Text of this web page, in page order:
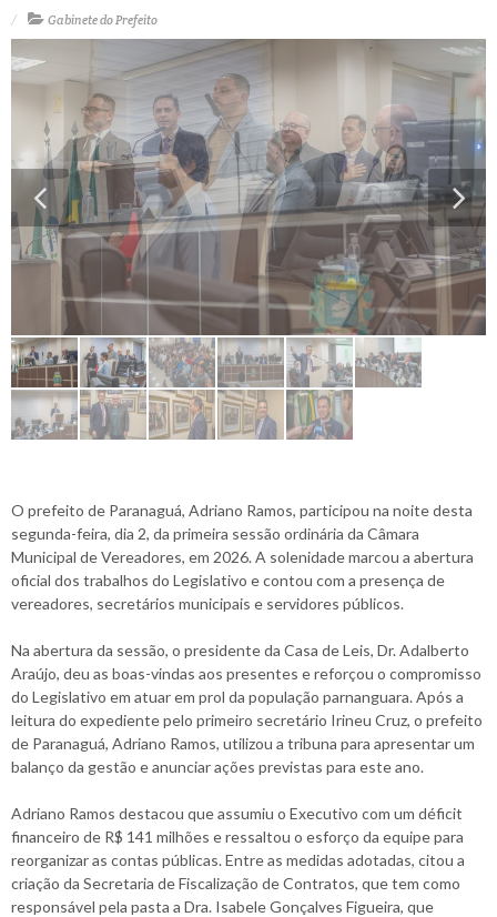
Gabinete do Prefeito
O prefeito de Paranaguá, Adriano Ramos, participou na noite desta
segunda-feira, dia 2, da primeira sessão ordinária da Câmara
Municipal de Vereadores, em 2026. A solenidade marcou a abertura
oficial dos trabalhos do Legislativo e contou com a presença de
vereadores, secretários municipais e servidores públicos.
Na abertura da sessão, o presidente da Casa de Leis, Dr. Adalberto
Araújo, deu as boas-vindas aos presentes e reforçou o compromisso
do Legislativo em atuar em prol da população parnanguara. Após a
leitura do expediente pelo primeiro secretário Irineu Cruz, o prefeito
de Paranaguá, Adriano Ramos, utilizou a tribuna para apresentar um
balanço da gestão e anunciar ações previstas para este ano.
Adriano Ramos destacou que assumiu o Executivo com um déficit
financeiro de R$ 141 milhões e ressaltou o esforço da equipe para
reorganizar as contas públicas. Entre as medidas adotadas, citou a
criação da Secretaria de Fiscalização de Contratos, que tem como
responsável pela pasta a Dra. Isabele Gonçalves Figueira, que